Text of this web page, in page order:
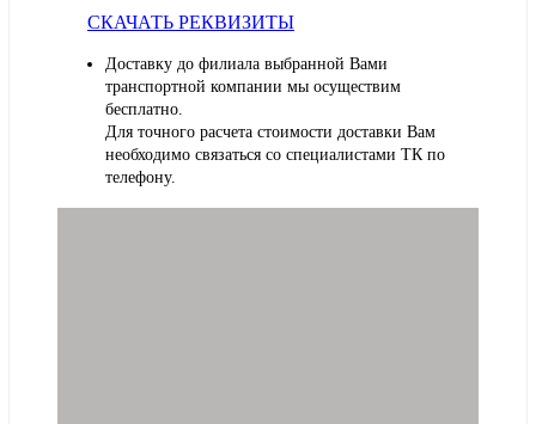
СКАЧАТЬ РЕКВИЗИТЫ
Доставку до филиала выбранной Вами
транспортной компании мы осуществим
бесплатно.
Для точного расчета стоимости доставки Вам
необходимо связаться со специалистами ТК по
телефону.